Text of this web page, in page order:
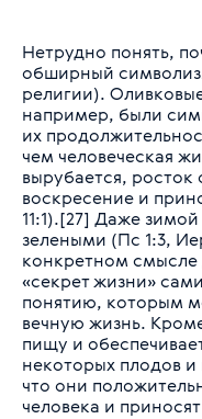
Нетрудно понять,
обширный
религии).
например, были
их
чем человеческая
вырубается,
воскресение и
11:1).[27] Даже
зелеными (Пс 1:3,
конкретном смысле
«секрет жизни»
понятию, которым
вечную жизнь.
пищу и
некоторых плодов и
что они
человека и